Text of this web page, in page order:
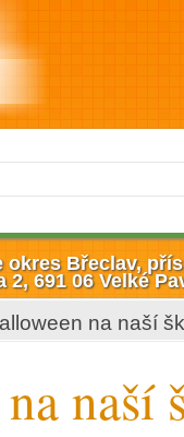
Břeclav,
2, 691 06 Velké
na naší
naší